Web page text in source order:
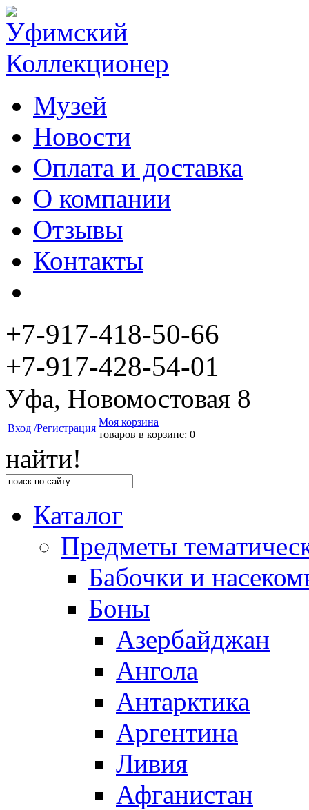
Музей
Новости
Оплата и доставка
О компании
Отзывы
Контакты
+7-917-418-50-66
+7-917-428-54-01
Уфа, Новомостовая 8
Вход /Регистрация
Моя корзина
товаров в корзине: 0
найти!
Каталог
Предметы
Бабочки и
Боны
Азербайджан
Ангола
Антарктика
Аргентина
Ливия
Афганистан